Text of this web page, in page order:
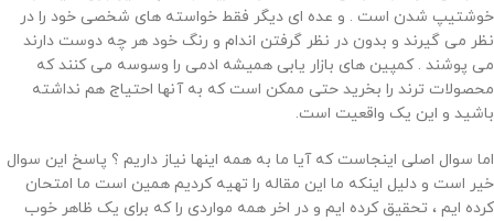
خوشتیپ شدن است . و عده ای دیگر فقط خواسته های شخصی خود را در
نظر می گیرند و بدون در نظر گرفتن اندام و رنگ خود هر چه دوست دارند
می پوشند . کمپین های بازار یابی همیشه ادمی را وسوسه می کنند که
محصولات ترند را بخرید حتی ممکن است که به آنها احتیاج هم نداشته
باشید و این یک واقعیت است.
اما سوال اصلی اینجاست که آیا ما به همه اینها نیاز داریم ؟ پاسخ این سوال
خیر است و دلیل اینکه ما این مقاله را تهیه کردیم همین است ما امتحان
کرده ایم ، تحقیق کرده ایم و در اخر همه مواردی را که برای یک ظاهر خوب